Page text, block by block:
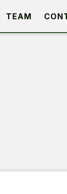
TEAM